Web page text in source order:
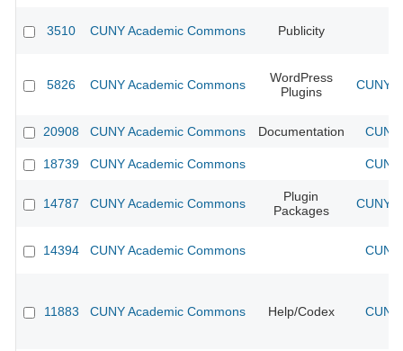
3510 CUNY Academic Commons Publicity
5826 CUNY Academic Commons
WordPress
Plugins
CUNY
20908 CUNY Academic Commons Documentation
18739 CUNY Academic Commons
14787 CUNY Academic Commons
Plugin
Packages
CUNY
14394 CUNY Academic Commons
11883 CUNY Academic Commons Help/Codex